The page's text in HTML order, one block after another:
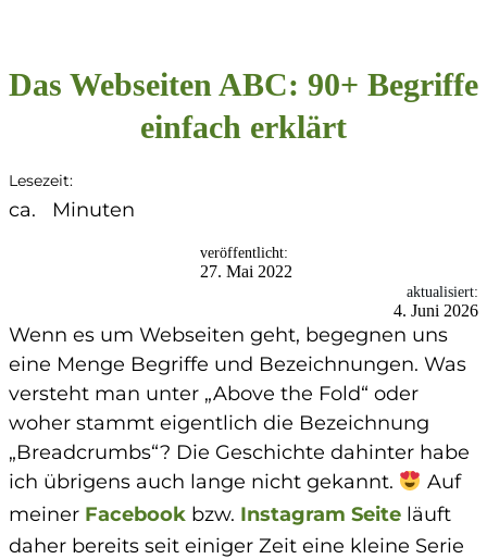
Das Webseiten ABC: 90+ Begriffe
einfach erklärt
Lesezeit:
ca. Minuten
veröffentlicht:
27. Mai 2022
aktualisiert:
4. Juni 2026
Wenn es um Webseiten geht, begegnen uns
eine Menge Begriffe und Bezeichnungen. Was
versteht man unter „Above the Fold“ oder
woher stammt eigentlich die Bezeichnung
„Breadcrumbs“? Die Geschichte dahinter habe
ich übrigens auch lange nicht gekannt.
Auf
meiner Facebook bzw. Instagram Seite läuft
daher bereits seit einiger Zeit eine kleine Serie